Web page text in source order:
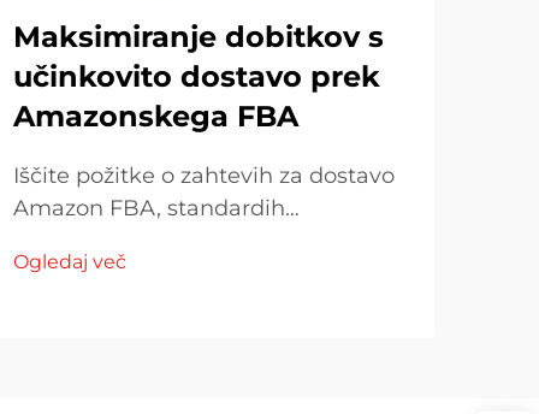
Maksimiranje dobitkov s
učinkovito dostavo prek
Amazonskega FBA
Iščite požitke o zahtevih za dostavo
Amazon FBA, standardih
nadzor stroškov. Najdite, kako se
Ogledaj več